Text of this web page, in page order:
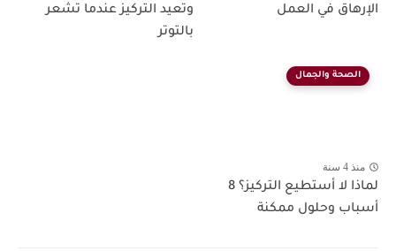
الإرهاق في العمل
وتعيد التركيز عندما تشعر
بالتوتر
الصحة والجمال
منذ 4 سنة
لماذا لا أستطيع التركيز؟ 8
أسباب وحلول ممكنة